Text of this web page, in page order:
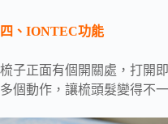
四、IONTEC功能
梳子正面有個開關處，打開
多個動作，讓梳頭髮變得不